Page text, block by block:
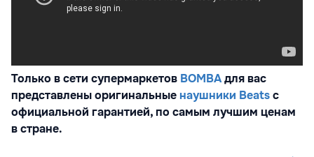
Только в сети супермаркетов ВОМВАдля вас
представлены оригинальные наушники Beatsс
официальной гарантией, по самым лучшим ценам
в стране.